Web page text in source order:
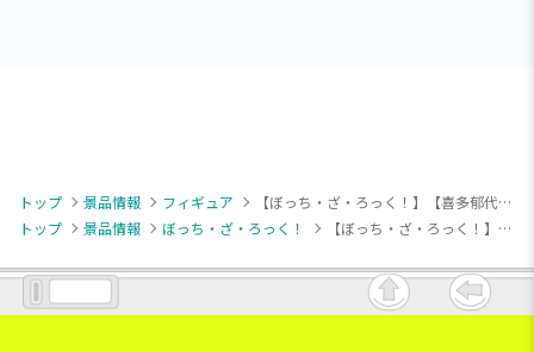
トップ 景品情報 フィギュア
【ぼっち・ざ・ろっく！】【喜多郁代】アニメ「ぼっち・ざ・ろっく！」 Vivitフィギュア 喜多郁代 レトロファッション
トップ
景品情報 ぼっち・ざ・ろっく！ 【ぼっち・ざ・ろっく！】【喜多郁代】アニメ「ぼっち・ざ・ろっく！」 Vivitフィギュア 喜多郁代 レトロファッション